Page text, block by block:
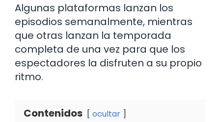
Algunas plataformas lanzan los
episodios semanalmente, mientras
que otras lanzan la temporada
completa de una vez para que los
espectadores la disfruten a su propio
ritmo.
Contenidos ocultar